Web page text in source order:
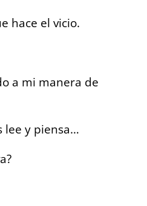
hace el vicio.
a mi manera de
lee y piensa…